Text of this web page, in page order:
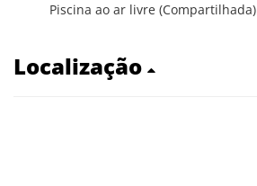
Piscina ao ar livre (Compartilhada)
Localização